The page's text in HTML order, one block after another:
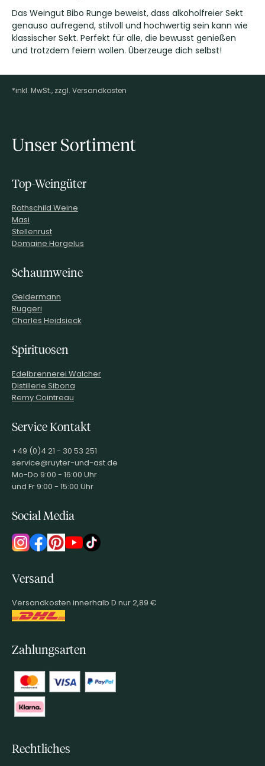
Das Weingut Bibo Runge beweist, dass alkoholfreier Sekt
genauso aufregend, stilvoll und hochwertig sein kann wie
klassischer Sekt. Perfekt für alle, die bewusst genießen
und trotzdem feiern wollen. Überzeuge dich selbst!
Footer-Menü
*inkl. MwSt., zzgl. Versandkosten
Unser Sortiment
Top-Weingüter
Rothschild Weine
Masi
Stellenrust
Domaine Horgelus
Schaumweine
Geldermann
Ruggeri
Charles Heidsieck
Spirituosen
Edelbrennerei Walcher
Distillerie Sibona
Remy Cointreau
Service Kontakt
+49 (0)4 21 - 30 53 251
service@ruyter-und-ast.de
Mo-Do 9:00 - 16:00 Uhr
und Fr 9:00 - 15:00 Uhr
Social Media
Versand
Versandkosten innerhalb D nur 2,89 €
Zahlungsarten
Rechtliches